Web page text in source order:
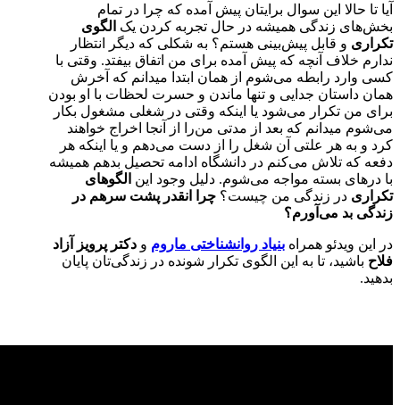
آیا تا حالا این سوال برایتان پیش آمده که چرا در تمام
بخش‌های زندگی‌ همیشه در حال تجربه کردن یک الگوی
تکراری و قابل پیش‌بینی هستم؟ به شکلی که دیگر انتظار
ندارم خلاف آنچه که پیش آمده برای من اتفاق بیفتد. وقتی با
کسی وارد رابطه می‌شوم از همان ابتدا میدانم که آخرش
همان داستان جدایی و تنها ماندن و حسرت لحظات با او بودن
برای من تکرار می‌شود یا اینکه وقتی در شغلی مشغول بکار
می‌شوم میدانم که بعد از مدتی من‌را از آنجا اخراج خواهند
کرد و به هر علتی آن شغل را از دست می‌دهم و یا اینکه هر
دفعه که تلاش می‌کنم در دانشگاه ادامه تحصیل بدهم همیشه
با درهای بسته مواجه می‌شوم. دلیل وجود این الگوهای
تکراری در زندگی من چیست؟ چرا انقدر پشت سر‌هم در
زندگی بد می‌آورم؟
در این ویدئو همراه بنیاد روانشناختی ماروم و دکتر پرویز آزاد
فلاح باشید، تا به این الگوی تکرار شونده در زندگی‌تان پایان
بدهید.